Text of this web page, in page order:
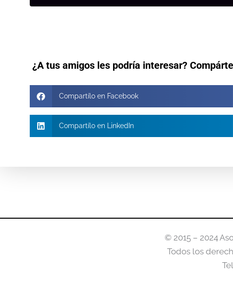
¿A tus amigos les podría interesar?
Compartílo en Facebook
Compartílo en LinkedIn
© 2015 – 2024
Todos los